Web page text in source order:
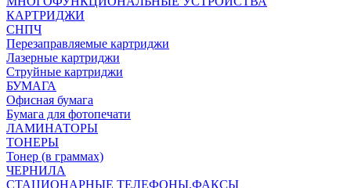
КАРТРИДЖИ
СНПЧ
Перезаправляемые картриджи
Лазерные картриджи
Струйные картриджи
БУМАГА
Офисная бумага
Бумага для фотопечати
ЛАМИНАТОРЫ
ТОНЕРЫ
Тонер (в граммах)
ЧЕРНИЛА
СТАЦИОНАРНЫЕ ТЕЛЕФОНЫ,ФАКСЫ